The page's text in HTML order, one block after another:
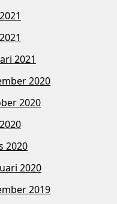
2021
2020
2020
2020
2020
2019